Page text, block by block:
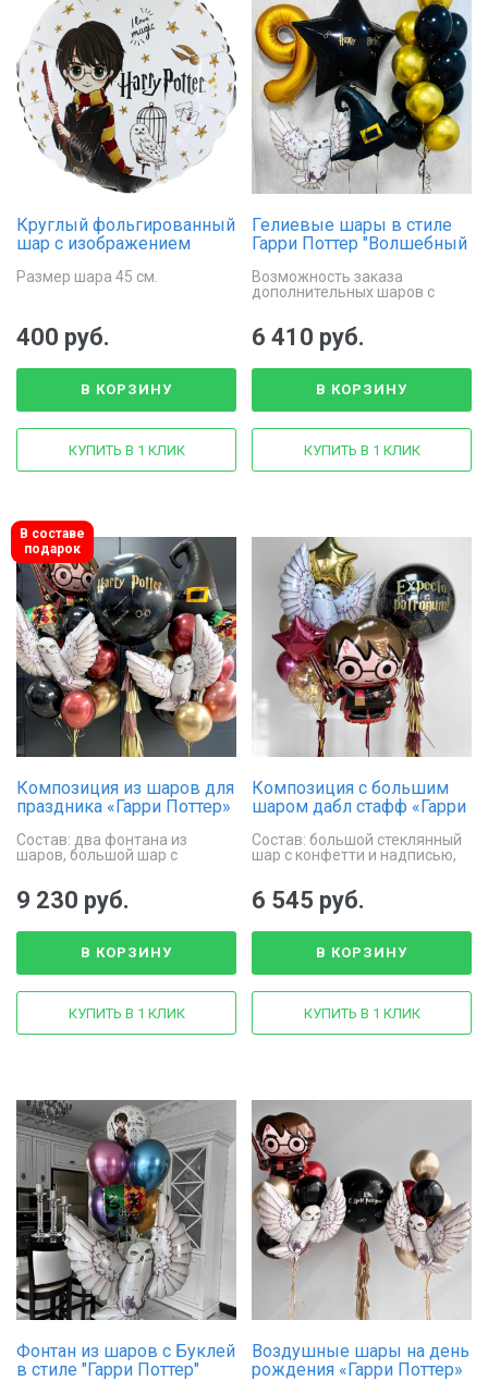
Круглый фольгированный
шар с изображением
Размер шара 45 см.
400 руб.
В КОРЗИНУ
КУПИТЬ В 1 КЛИК
Гелиевые шары в стиле
Гарри Поттер "Волшебный
Возможность заказа
дополнительных шаров с
инициалы, даты или
тематические символы.
6 410 руб.
В КОРЗИНУ
КУПИТЬ В 1 КЛИК
В составе
подарок
Композиция из шаров для
праздника «Гарри Поттер»
Состав: два фонтана из
шаров, большой шар с
9 230 руб.
В КОРЗИНУ
КУПИТЬ В 1 КЛИК
Композиция с большим
шаром дабл стафф «Гарри
Состав: большой стеклянный
шар с конфетти и надписью,
6 545 руб.
В КОРЗИНУ
КУПИТЬ В 1 КЛИК
Фонтан из шаров с Буклей
в стиле "Гарри Поттер"
Воздушные шары на день
рождения «Гарри Поттер»